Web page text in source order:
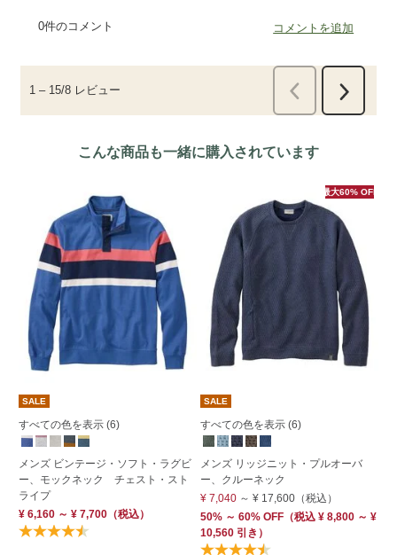
こんな商品も一緒に購入されています
SALE
すべての色を表示 (6)
メンズ ビンテージ・ソフト・ラグビ
ー、モックネック チェスト・スト
ライプ
¥ 6,160 ～ ¥ 7,700（税込）
最大60% OFF
SALE
すべての色を表示 (6)
メンズ リッジニット・プルオーバ
ー、クルーネック
¥ 7,040 ～ ¥ 17,600 （税込）
50% ～ 60% OFF （税込 ¥ 8,800 ～ ¥
10,560 引き）